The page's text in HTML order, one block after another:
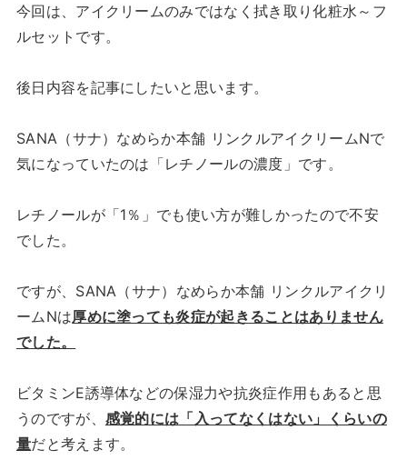
今回は、アイクリームのみではなく拭き取り化粧水～フ
ルセットです。
後日内容を記事にしたいと思います。
SANA（サナ）なめらか本舗 リンクルアイクリームNで
気になっていたのは「レチノールの濃度」です。
レチノールが「1％」でも使い方が難しかったので不安
でした。
ですが、SANA（サナ）なめらか本舗 リンクルアイクリ
ームNは厚めに塗っても炎症が起きることはありません
でした。
ビタミンE誘導体などの保湿力や抗炎症作用もあると思
うのですが、 感覚的には「入ってなくはない」くらいの
量だと考えます。